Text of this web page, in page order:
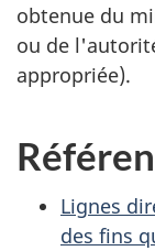
obtenue du
ou de
appropriée).
Lignes
des fins